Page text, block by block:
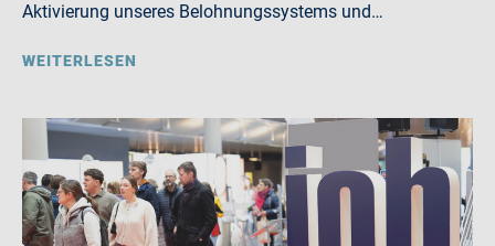
Aktivierung unseres Belohnungssystems und…
WEITERLESEN